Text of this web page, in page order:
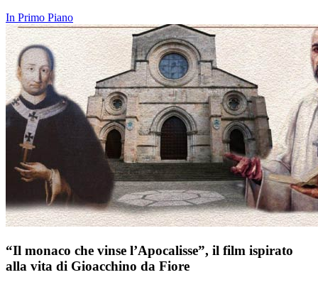
In Primo Piano
“Il monaco che vinse l’Apocalisse”, il film ispirato
alla vita di Gioacchino da Fiore